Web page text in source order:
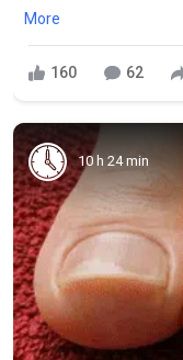
More
160 62
10 h 24 min